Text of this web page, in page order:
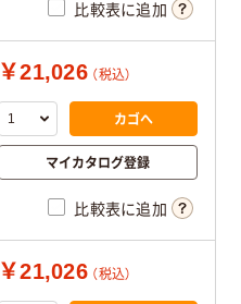
比較表に追加
￥21,026 （税込）
カゴへ
マイカタログ登録
比較表に追加
￥21,026 （税込）